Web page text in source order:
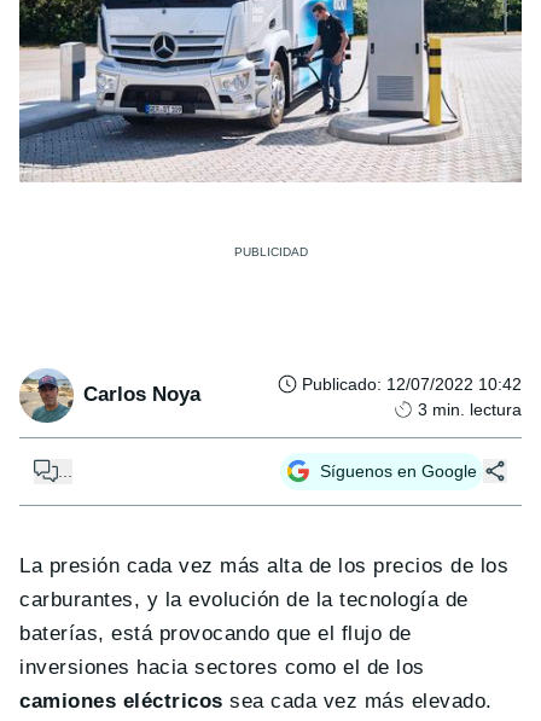
Carlos Noya Publicado: 12/07/2022 10:42
3 min. lectura
Síguenos en Google
La presión cada vez más alta de los precios de los
carburantes, y la evolución de la tecnología de
baterías, está provocando que el flujo de
inversiones hacia sectores como el de los
camiones eléctricos sea cada vez más elevado.